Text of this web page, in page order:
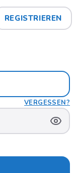
REGISTRIEREN
VERGESSEN?